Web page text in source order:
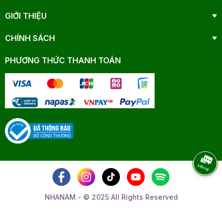
GIỚI THIỆU
CHÍNH SÁCH
PHƯƠNG THỨC THANH TOÁN
NHANAM - © 2025 All Rights Reserved